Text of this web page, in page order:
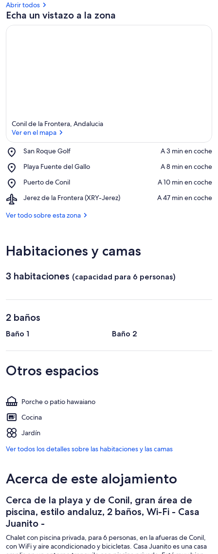
Abrir todos
Echa un vistazo a la zona
Conil de la Frontera, Andalucia
Ver en el mapa
San Roque Golf
Place,
Roque
‪A 3 min en coche‬
Playa Fuente del Gallo
Place,
Fuente
Gallo
‪A 8 min en coche‬
Puerto de Conil
Place,
de
‪A 10 min en coche‬
Jerez de la Frontera (XRY-Jerez)
Airport,
de
Jerez)
‪A 47 min en coche‬
Ver todo sobre esta zona
Habitaciones y camas
3 habitaciones (capacidad para 6 personas)
2 baños
Baño 1 Baño 2
Otros espacios
Porche o patio hawaiano
Cocina
Jardín
Ver todos los detalles sobre las habitaciones y las camas
Acerca de este alojamiento
Cerca de la playa y de Conil, gran área de
piscina, estilo andaluz, 2 baños, Wi-Fi - Casa
Juanito -
Chalet con piscina privada, para 6 personas, en la afueras de Conil,
con WiFi y aire acondicionado y bicicletas. Casa Juanito es una casa